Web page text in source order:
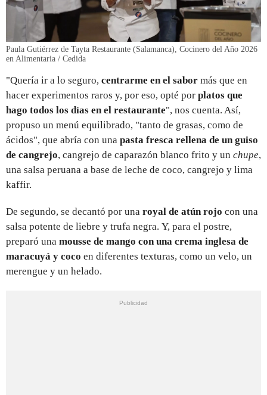
Paula Gutiérrez de Tayta Restaurante (Salamanca), Cocinero del Año 2026
en Alimentaria / Cedida
"Quería ir a lo seguro, centrarme en el sabor más que en
hacer experimentos raros y, por eso, opté por platos que
hago todos los días en el restaurante", nos cuenta. Así,
propuso un menú equilibrado, "tanto de grasas, como de
ácidos", que abría con una pasta fresca rellena de un guiso
de cangrejo, cangrejo de caparazón blanco frito y un chupe,
una salsa peruana a base de leche de coco, cangrejo y lima
kaffir.
De segundo, se decantó por una royal de atún rojo con una
salsa potente de liebre y trufa negra. Y, para el postre,
preparó una mousse de mango con una crema inglesa de
maracuyá y coco en diferentes texturas, como un velo, un
merengue y un helado.